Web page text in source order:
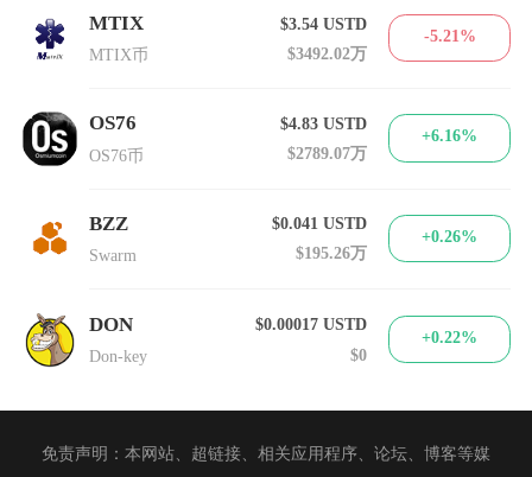
MTIX
MTIX币
$3.54USTD
$3492.02万
-5.21%
OS76
OS76币
$4.83USTD
$2789.07万
+6.16%
BZZ
Swarm
$0.041USTD
$195.26万
+0.26%
DON
Don-key
$0.00017USTD
$0
+0.22%
免责声明：本网站、超链接、相关应用程序、论坛、博客等媒